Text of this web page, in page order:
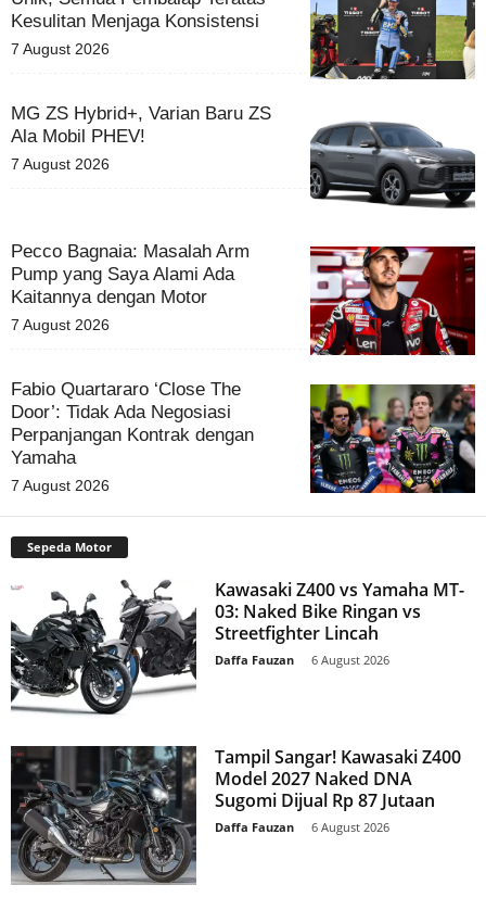
Kesulitan Menjaga Konsistensi
7 August 2026
MG ZS Hybrid+, Varian Baru ZS
Ala Mobil PHEV!
7 August 2026
Pecco Bagnaia: Masalah Arm
Pump yang Saya Alami Ada
Kaitannya dengan Motor
7 August 2026
Fabio Quartararo ‘Close The
Door’: Tidak Ada Negosiasi
Perpanjangan Kontrak dengan
Yamaha
7 August 2026
Sepeda Motor
Kawasaki Z400 vs Yamaha MT-
03: Naked Bike Ringan vs
Streetfighter Lincah
Daffa Fauzan 6 August 2026
Tampil Sangar! Kawasaki Z400
Model 2027 Naked DNA
Sugomi Dijual Rp 87 Jutaan
Daffa Fauzan 6 August 2026